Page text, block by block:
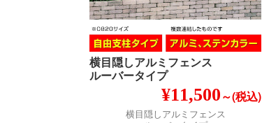
横目隠しアルミフェンス
ルーバータイプ
¥11,500～(税込)
横目隠しアルミフェンス